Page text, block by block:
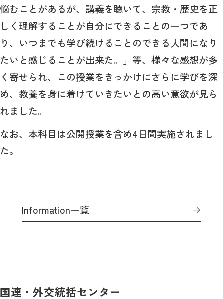
悩むことがあるが、講義を聴いて、宗教・歴史を正
しく理解することが自分にできることの一つであ
り、いつまでも学び続けることのできる人間になり
たいと感じることが出来た。」等、様々な感想が多
く寄せられ、この授業をきっかけにさらに学びを深
め、教養を身に着けていきたいとの高い意欲が見ら
れました。
なお、本科目は公開授業を含め4日間実施されまし
た。
Information一覧
国連・外交統括センター